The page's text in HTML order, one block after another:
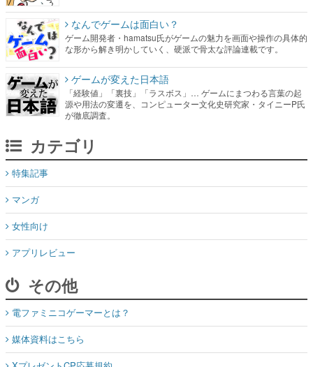
なんでゲームは面白い？
ゲーム開発者・hamatsu氏がゲームの魅力を画面や操作の具体的
な形から解き明かしていく、硬派で骨太な評論連載です。
ゲームが変えた日本語
「経験値」「裏技」「ラスボス」… ゲームにまつわる言葉の起
源や用法の変遷を、コンピューター文化史研究家・タイニーP氏
が徹底調査。
カテゴリ
特集記事
マンガ
女性向け
アプリレビュー
その他
電ファミニコゲーマーとは？
媒体資料はこちら